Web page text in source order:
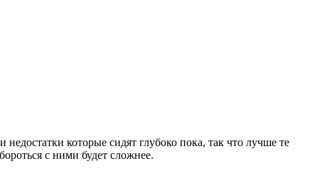
которые сидят глубоко пока, так что лучше те
с ними будет сложнее.